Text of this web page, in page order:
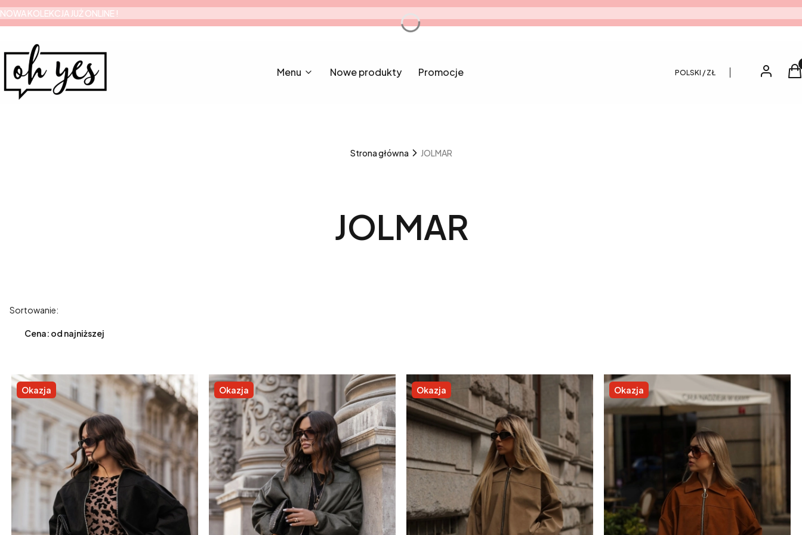
NOWA KOLEKCJA JUŻ ONLINE !
Menu Nowe produkty Promocje POLSKI / ZŁ Zaloguj
Strona główna JOLMAR
JOLMAR
Lista produktów
Sortowanie:
Cena: od najniższej
Okazja Okazja Okazja Okazja